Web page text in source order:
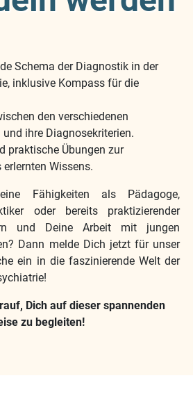
Schema der Diagnostik in der
inklusive Kompass für die
den verschiedenen
ihre Diagnosekriterien.
praktische Übungen zur
Wissens.
Fähigkeiten als Pädagoge,
oder bereits praktizierender
und Deine Arbeit mit jungen
Dann melde Dich jetzt für unser
ein in die faszinierende Welt der
Dich auf dieser spannenden
zu begleiten!